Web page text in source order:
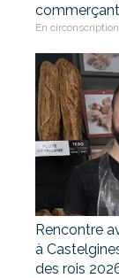
En circonscription
Rencontre
à
des rois